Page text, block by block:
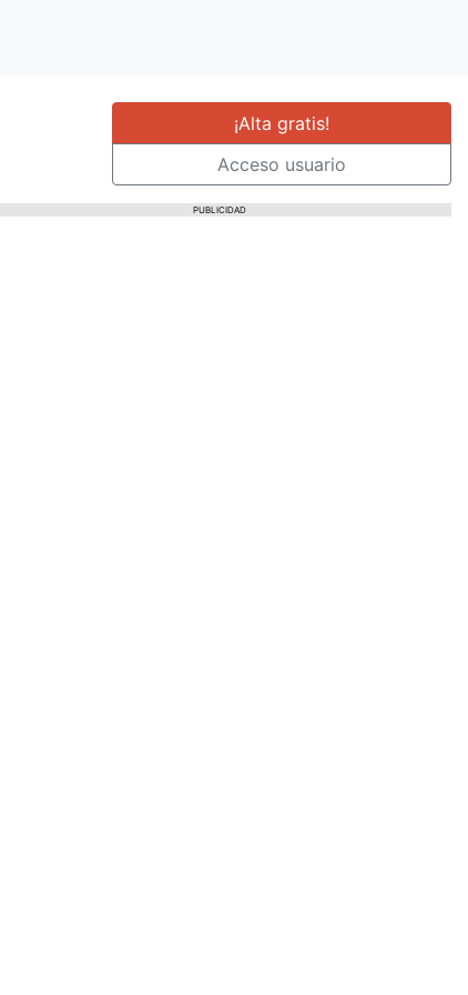
¡Alta gratis!
Acceso usuario
PUBLICIDAD